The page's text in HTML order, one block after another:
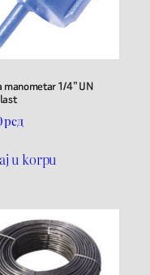
manometar 1/4” UN
рсд
u korpu